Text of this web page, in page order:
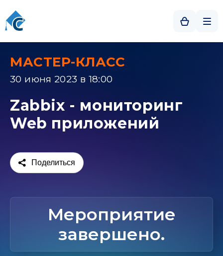
МАСТЕР-КЛАСС
30 июня 2023 в 18:00
Zabbix - мониторинг
Web приложений
Поделиться
Мероприятие
завершено.